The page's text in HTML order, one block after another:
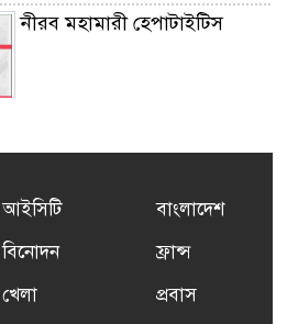
নীরব মহামারী হেপাটাইটিস
এর সম্পূর্ণ বিনামূল্যের সুশি
ফ্রান্সসহ ইউরোপীয় দেশসমূহে
দাবদাহ: কারণ, প্রভাব ও করণীয়
আইসিটি
বিনোদন
খেলা
বাংলাদেশ
ফ্রান্স
প্রবাস